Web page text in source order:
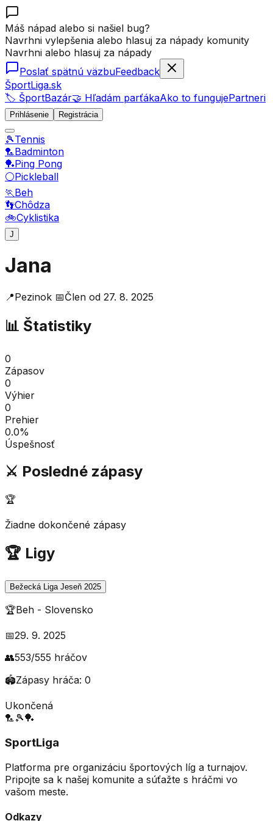
Máš nápad alebo si našiel bug?
Navrhni vylepšenia alebo hlasuj za nápady komunity
Navrhni alebo hlasuj za nápady
Poslať spätnú väzbuFeedback
ŠportLiga.sk
🏷️ ŠportBazár🤝 Hľadám parťákaAko to fungujePartneri
Prihlásenie Registrácia
🎾Tennis
🏸Badminton
🏓Ping Pong
⚪Pickleball
🏃Beh
👣Chôdza
🚲Cyklistika
J
Jana
📍Pezinok 📅Člen od 27. 8. 2025
📊 Štatistiky
0
Zápasov
0
Výhier
0
Prehier
0.0%
Úspešnosť
⚔️ Posledné zápasy
🏆
Žiadne dokončené zápasy
🏆 Ligy
Bežecká Liga Jeseň 2025
🏆Beh - Slovensko
📅29. 9. 2025
👥553/555 hráčov
🏟️Zápasy hráča: 0
Ukončená
🏸 🎾🏓
SportLiga
Platforma pre organizáciu športových líg a turnajov.
Pripojte sa k našej komunite a súťažte s hráčmi vo
vašom meste.
Odkazy